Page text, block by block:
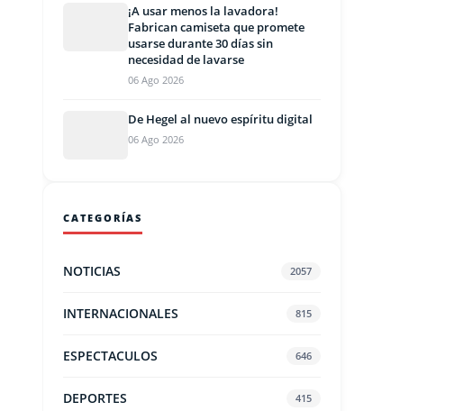
¡A usar menos la lavadora!
Fabrican camiseta que promete
usarse durante 30 días sin
necesidad de lavarse
06 Ago 2026
De Hegel al nuevo espíritu digital
06 Ago 2026
CATEGORÍAS
NOTICIAS 2057
INTERNACIONALES 815
ESPECTACULOS 646
DEPORTES 415